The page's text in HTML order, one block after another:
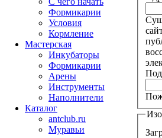
Формикарии
Условия
Кормление
Мастерская
Инкубаторы
Формикарии
Арены
Инструменты
Наполнители
Каталог
antclub.ru
Муравьи